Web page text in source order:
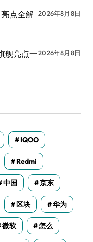
点全解 2026年8月8日
舰亮点一2026年8月8日
IQOO
Redmi
中国 京东
区块 华为
微软 怎么